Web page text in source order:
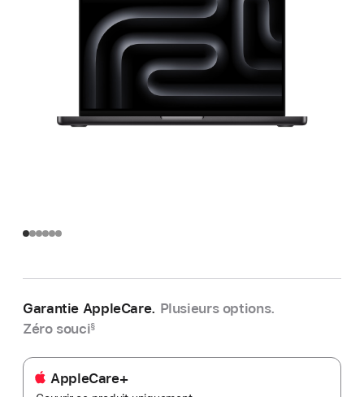
Garantie AppleCare. Plusieurs options.
Zéro souci§
AppleCare+